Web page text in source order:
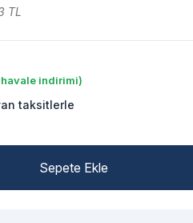
TL
indirimi)
taksitlerle
Sepete Ekle